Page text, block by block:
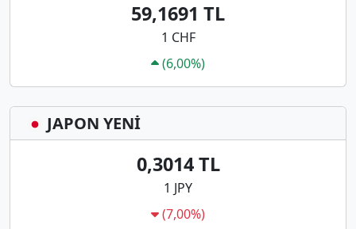
59,1691 TL
1 CHF
(6,00%)
JAPON YENİ
0,3014 TL
1 JPY
(7,00%)